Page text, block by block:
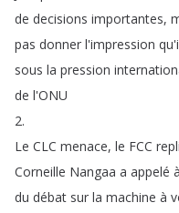
de decisions importantes,
pas donner l'impression
sous la pression
de l'ONU
2.
Le CLC menace, le FCC
Corneille Nangaa a appelé à
du débat sur la machine à